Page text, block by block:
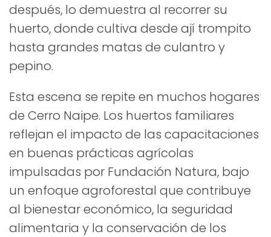
después, lo demuestra al recorrer su
huerto, donde cultiva desde ají trompito
hasta grandes matas de culantro y
pepino.
Esta escena se repite en muchos hogares
de Cerro Naipe. Los huertos familiares
reflejan el impacto de las capacitaciones
en buenas prácticas agrícolas
impulsadas por Fundación Natura, bajo
un enfoque agroforestal que contribuye
al bienestar económico, la seguridad
alimentaria y la conservación de los